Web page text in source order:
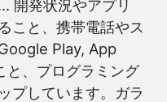
開発状況やアプリ
こと、携帯電話やス
Play, App
、プログラミング
プしています。ガラ